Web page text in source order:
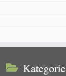
Kategorie